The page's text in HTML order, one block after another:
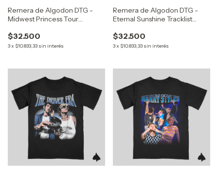
Remera de Algodon DTG -
Midwest Princess Tour
$32.500
3x $10.833,33 sin interés
Remera de Algodon DTG -
Eternal Sunshine Tracklist
$32.500
3x $10.833,33 sin interés